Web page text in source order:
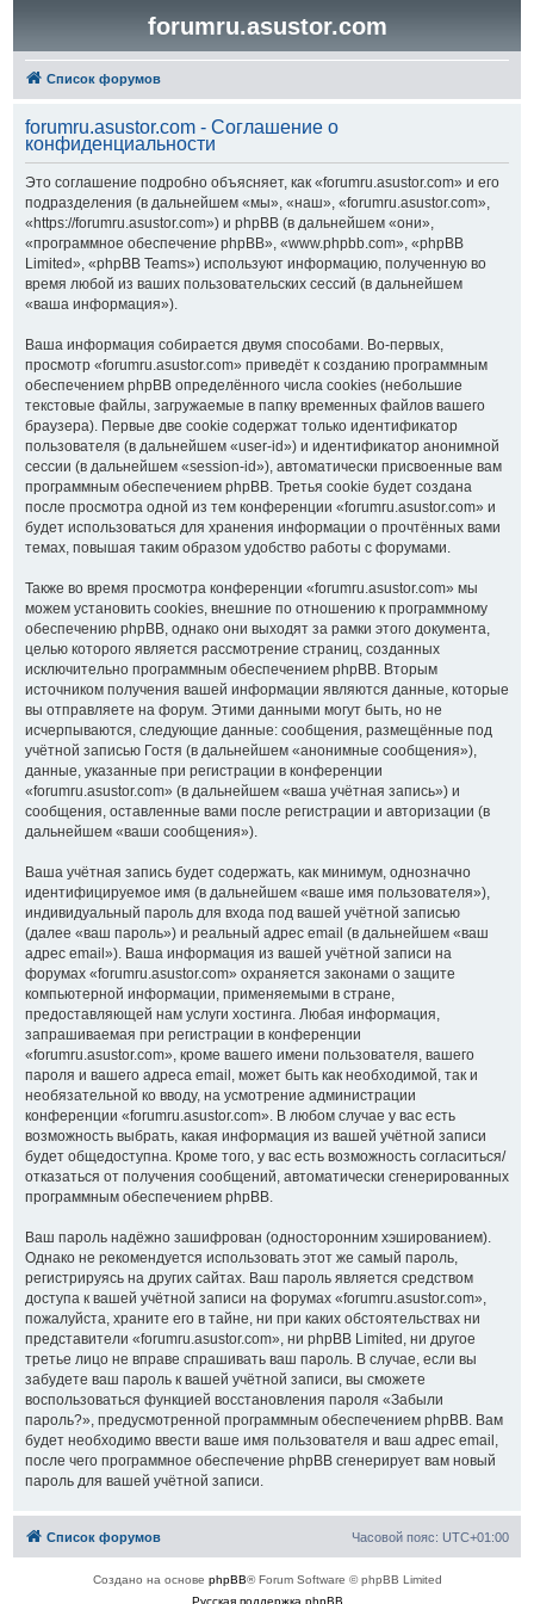
forumru.asustor.com
Список форумов
forumru.asustor.com - Соглашение о
конфиденциальности
Это соглашение подробно объясняет, как «forumru.asustor.com» и его
подразделения (в дальнейшем «мы», «наш», «forumru.asustor.com»,
«https://forumru.asustor.com») и phpBB (в дальнейшем «они»,
«программное обеспечение phpBB», «www.phpbb.com», «phpBB
Limited», «phpBB Teams») используют информацию, полученную во
время любой из ваших пользовательских сессий (в дальнейшем
«ваша информация»).
Ваша информация собирается двумя способами. Во-первых,
просмотр «forumru.asustor.com» приведёт к созданию программным
обеспечением phpBB определённого числа cookies (небольшие
текстовые файлы, загружаемые в папку временных файлов вашего
браузера). Первые две cookie содержат только идентификатор
пользователя (в дальнейшем «user-id») и идентификатор анонимной
сессии (в дальнейшем «session-id»), автоматически присвоенные вам
программным обеспечением phpBB. Третья cookie будет создана
после просмотра одной из тем конференции «forumru.asustor.com» и
будет использоваться для хранения информации о прочтённых вами
темах, повышая таким образом удобство работы с форумами.
Также во время просмотра конференции «forumru.asustor.com» мы
можем установить cookies, внешние по отношению к программному
обеспечению phpBB, однако они выходят за рамки этого документа,
целью которого является рассмотрение страниц, созданных
исключительно программным обеспечением phpBB. Вторым
источником получения вашей информации являются данные, которые
вы отправляете на форум. Этими данными могут быть, но не
исчерпываются, следующие данные: сообщения, размещённые под
учётной записью Гостя (в дальнейшем «анонимные сообщения»),
данные, указанные при регистрации в конференции
«forumru.asustor.com» (в дальнейшем «ваша учётная запись») и
сообщения, оставленные вами после регистрации и авторизации (в
дальнейшем «ваши сообщения»).
Ваша учётная запись будет содержать, как минимум, однозначно
идентифицируемое имя (в дальнейшем «ваше имя пользователя»),
индивидуальный пароль для входа под вашей учётной записью
(далее «ваш пароль») и реальный адрес email (в дальнейшем «ваш
адрес email»). Ваша информация из вашей учётной записи на
форумах «forumru.asustor.com» охраняется законами о защите
компьютерной информации, применяемыми в стране,
предоставляющей нам услуги хостинга. Любая информация,
запрашиваемая при регистрации в конференции
«forumru.asustor.com», кроме вашего имени пользователя, вашего
пароля и вашего адреса email, может быть как необходимой, так и
необязательной ко вводу, на усмотрение администрации
конференции «forumru.asustor.com». В любом случае у вас есть
возможность выбрать, какая информация из вашей учётной записи
будет общедоступна. Кроме того, у вас есть возможность согласиться/
отказаться от получения сообщений, автоматически сгенерированных
программным обеспечением phpBB.
Ваш пароль надёжно зашифрован (односторонним хэшированием).
Однако не рекомендуется использовать этот же самый пароль,
регистрируясь на других сайтах. Ваш пароль является средством
доступа к вашей учётной записи на форумах «forumru.asustor.com»,
пожалуйста, храните его в тайне, ни при каких обстоятельствах ни
представители «forumru.asustor.com», ни phpBB Limited, ни другое
третье лицо не вправе спрашивать ваш пароль. В случае, если вы
забудете ваш пароль к вашей учётной записи, вы сможете
воспользоваться функцией восстановления пароля «Забыли
пароль?», предусмотренной программным обеспечением phpBB. Вам
будет необходимо ввести ваше имя пользователя и ваш адрес email,
после чего программное обеспечение phpBB сгенерирует вам новый
пароль для вашей учётной записи.
Список форумов Часовой пояс: UTC+01:00
Создано на основе phpBB® Forum Software © phpBB Limited
Русская поддержка phpBB